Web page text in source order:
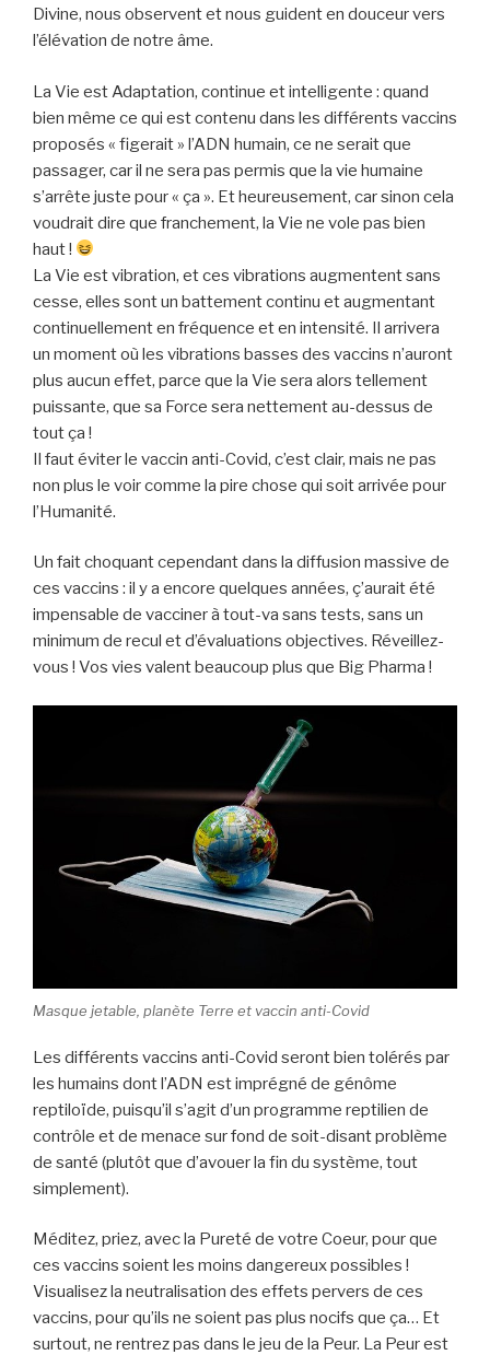
Divine, nous observent et nous guident en douceur vers
l’élévation de notre âme.
La Vie est Adaptation, continue et intelligente : quand
bien même ce qui est contenu dans les différents vaccins
proposés « figerait » l’ADN humain, ce ne serait que
passager, car il ne sera pas permis que la vie humaine
s’arrête juste pour « ça ». Et heureusement, car sinon cela
voudrait dire que franchement, la Vie ne vole pas bien
haut !
La Vie est vibration, et ces vibrations augmentent sans
cesse, elles sont un battement continu et augmentant
continuellement en fréquence et en intensité. Il arrivera
un moment où les vibrations basses des vaccins n’auront
plus aucun effet, parce que la Vie sera alors tellement
puissante, que sa Force sera nettement au-dessus de
tout ça !
Il faut éviter le vaccin anti-Covid, c’est clair, mais ne pas
non plus le voir comme la pire chose qui soit arrivée pour
l’Humanité.
Un fait choquant cependant dans la diffusion massive de
ces vaccins : il y a encore quelques années, ç’aurait été
impensable de vacciner à tout-va sans tests, sans un
minimum de recul et d’évaluations objectives. Réveillez-
vous ! Vos vies valent beaucoup plus que Big Pharma !
Masque jetable, planète Terre et vaccin anti-Covid
Les différents vaccins anti-Covid seront bien tolérés par
les humains dont l’ADN est imprégné de génôme
reptiloïde, puisqu’il s’agit d’un programme reptilien de
contrôle et de menace sur fond de soit-disant problème
de santé (plutôt que d’avouer la fin du système, tout
simplement).
Méditez, priez, avec la Pureté de votre Coeur, pour que
ces vaccins soient les moins dangereux possibles !
Visualisez la neutralisation des effets pervers de ces
vaccins, pour qu’ils ne soient pas plus nocifs que ça… Et
surtout, ne rentrez pas dans le jeu de la Peur. La Peur est